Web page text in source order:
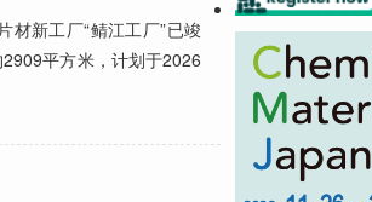
新工厂“鲭江工厂”已竣
平方米，计划于2026